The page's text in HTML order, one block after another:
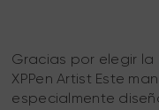
Gracias por elegir la
XPPen Artist Este
especialmente